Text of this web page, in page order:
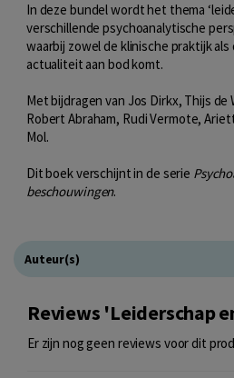
In deze bundel wordt het thema
verschillende psychoanalytische
waarbij zowel de klinische praktijk
actualiteit aan bod komt.
Met bijdragen van Jos Dirkx, Thijs de
Robert Abraham, Rudi Vermote,
Mol.
Dit boek verschijnt in de serie
beschouwingen.
Auteur(s)
Reviews 'Leiderschap
Er zijn nog geen reviews voor dit